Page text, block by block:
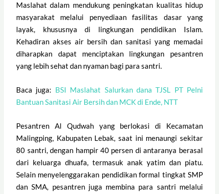
Maslahat dalam mendukung peningkatan kualitas hidup
masyarakat melalui penyediaan fasilitas dasar yang
layak, khususnya di lingkungan pendidikan Islam.
Kehadiran akses air bersih dan sanitasi yang memadai
diharapkan dapat menciptakan lingkungan pesantren
yang lebih sehat dan nyaman bagi para santri.
Baca juga: BSI Maslahat Salurkan dana TJSL PT Pelni
Bantuan Sanitasi Air Bersih dan MCK di Ende, NTT
Pesantren Al Qudwah yang berlokasi di Kecamatan
Malingping, Kabupaten Lebak, saat ini menaungi sekitar
80 santri, dengan hampir 40 persen di antaranya berasal
dari keluarga dhuafa, termasuk anak yatim dan piatu.
Selain menyelenggarakan pendidikan formal tingkat SMP
dan SMA, pesantren juga membina para santri melalui